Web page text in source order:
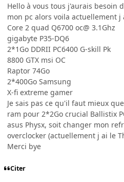
Hello à vous tous j'aurais besoin
mon pc alors voila actuellement j
Core 2 quad Q6700 oc@ 3.1Ghz
gigabyte P35-DQ6
2*1Go DDRII PC6400 G-skill Pk
8800 GTX msi OC
Raptor 74Go
2*400Go Samsung
X-fi extreme gamer
Je sais pas ce qu'il faut mieux
ram pour 2*2Go crucial Ballistix
asus Physx, soit changer mon
overclocker (actuellement j ai le
Merci bye
Citer